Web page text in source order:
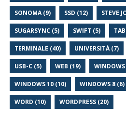
SONOMA (9) SSD (12) STEVE
SUGARSYNC (5) SWIFT (5)
TERMINALE (40) UNIVERSITÀ (7)
USB-C (5) WEB (19)
WINDOWS 10 (10) WINDOWS 8 (6)
WORD (10) WORDPRESS (20)